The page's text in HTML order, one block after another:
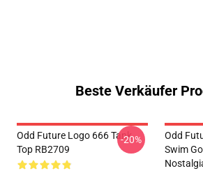
Beste Verkäufer
Odd Future Logo 666 Tank
Top RB2709
-20%
Odd
Swim